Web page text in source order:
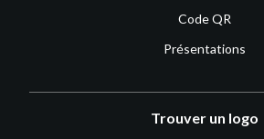
Code QR
Présentations
Trouver un logo